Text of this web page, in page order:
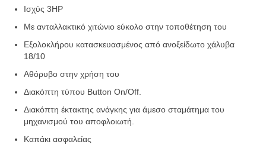
Ισχύς 3HP
Mε ανταλλακτικό χιτώνιο εύκολο στην τοποθέτηση του
Εξολοκλήρου κατασκευασμένος από ανοξείδωτο χάλυβα
18/10
Αθόρυβο στην χρήση του
Διακόπτη τύπου Button On/Off.
Διακόπτη έκτακτης ανάγκης για άμεσο σταμάτημα του
μηχανισμού του αποφλοιωτή.
Καπάκι ασφαλείας